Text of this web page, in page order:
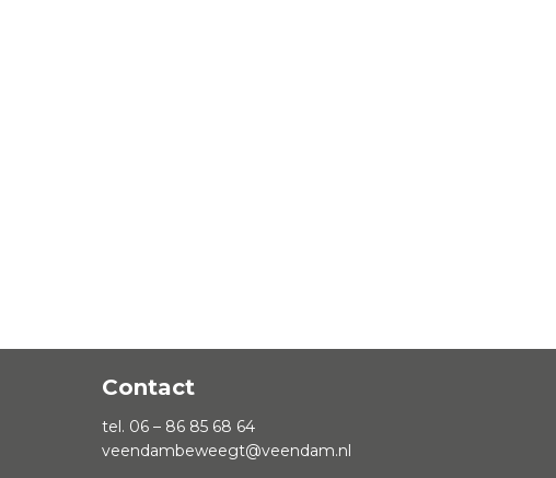
Contact
tel. 06 – 86 85 68 64
veendambeweegt@veendam.nl